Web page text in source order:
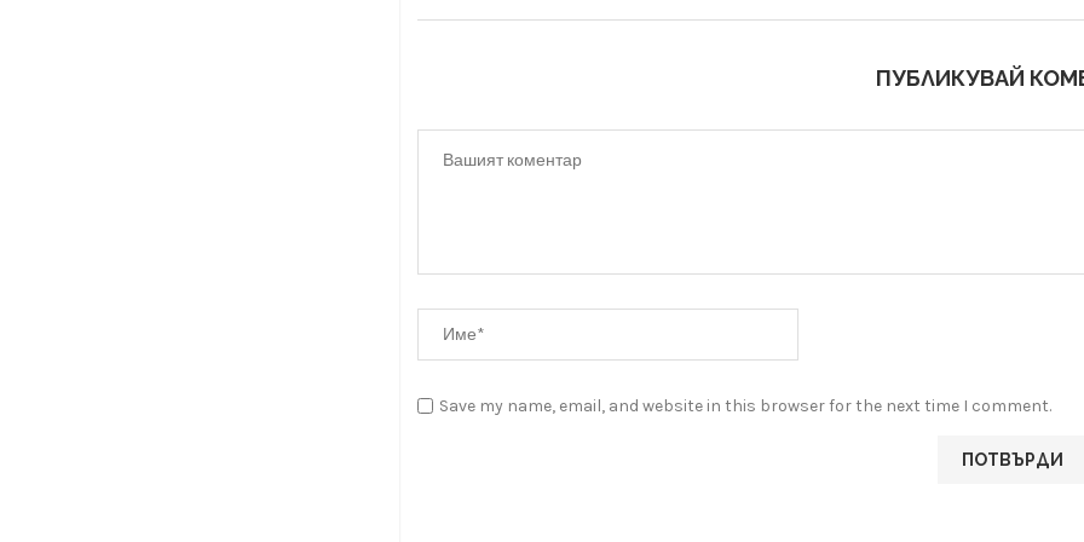
ПУБЛИКУВАЙ
Save my name, email, and website in this browser for the next time I comment.